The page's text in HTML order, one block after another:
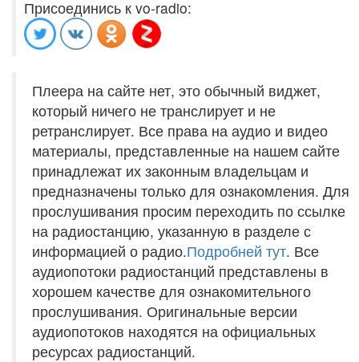
Присоединись к vo-radio:
Плеера на сайте нет, это обычный виджет,
который ничего не транслирует и не
ретранслирует. Все права на аудио и видео
материалы, представленные на нашем сайте
принадлежат их законным владельцам и
предназначены только для ознакомления. Для
прослушивания просим переходить по ссылке
на радиостанцию, указанную в разделе с
информацией о радио.Подробней тут. Все
аудиопотоки радиостанций представлены в
хорошем качестве для ознакомительного
прослушивания. Оригинальные версии
аудиопотоков находятся на официальных
ресурсах радиостанций.